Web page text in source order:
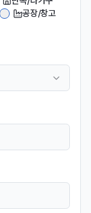
공장/창고